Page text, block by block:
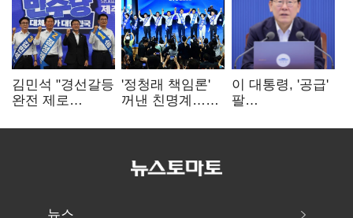
김민석 "경선갈등
완전 제로
"반명 공세
'정청래 책임론'
꺼낸 친명계…
추가투표 때리기
이 대통령, '공급'
팔
여 내부선
뉴스